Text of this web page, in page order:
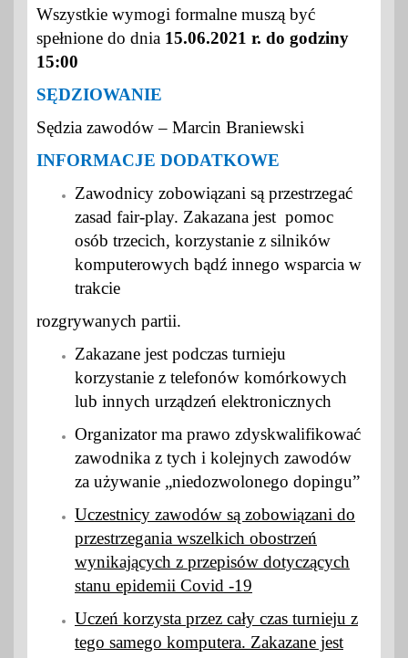
Wszystkie wymogi formalne muszą być
spełnione do dnia 15.06.2021 r. do godziny
15:00
SĘDZIOWANIE
Sędzia zawodów – Marcin Braniewski
INFORMACJE DODATKOWE
Zawodnicy zobowiązani są przestrzegać
zasad fair-play. Zakazana jest pomoc
osób trzecich, korzystanie z silników
komputerowych bądź innego wsparcia w
trakcie
rozgrywanych partii.
Zakazane jest podczas turnieju
korzystanie z telefonów komórkowych
lub innych urządzeń elektronicznych
Organizator ma prawo zdyskwalifikować
zawodnika z tych i kolejnych zawodów
za używanie „niedozwolonego dopingu”
Uczestnicy zawodów są zobowiązani do
przestrzegania wszelkich obostrzeń
wynikających z przepisów dotyczących
stanu epidemii Covid -19
Uczeń korzysta przez cały czas turnieju z
tego samego komputera. Zakazane jest